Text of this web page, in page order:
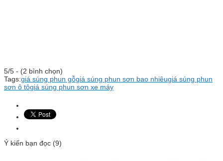
5/5 - (2 bình chọn)
Tags:giá súng phun gỗgiá súng phun sơn bao nhiêugiá súng phun
sơn ô tôgiá súng phun sơn xe máy
Ý kiến bạn đọc (9)